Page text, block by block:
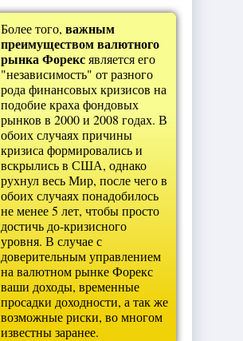
Более того, важным
преимуществом валютного
рынка Форексявляется его
"независимость" от разного
рода финансовых кризисов на
подобие краха фондовых
рынков в 2000 и 2008 годах. В
обоих случаях причины
кризиса формировались и
вскрылись в США, однако
рухнул весь Мир, после чего в
обоих случаях понадобилось
не менее 5 лет, чтобы просто
достичь до-кризисного
уровня. В случае с
доверительным управлением
на валютном рынке Форекс
ваши доходы, временные
просадки доходности, а так же
возможные риски, во многом
известны заранее.